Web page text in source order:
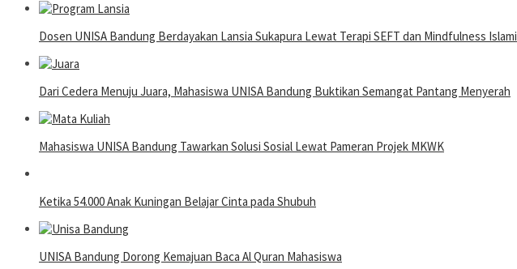
Dosen UNISA Bandung Berdayakan Lansia Sukapura Lewat Terapi SEFT dan Mindfulness Islami
Dari Cedera Menuju Juara, Mahasiswa UNISA Bandung Buktikan Semangat Pantang Menyerah
Mahasiswa UNISA Bandung Tawarkan Solusi Sosial Lewat Pameran Projek MKWK
Ketika 54.000 Anak Kuningan Belajar Cinta pada Shubuh
UNISA Bandung Dorong Kemajuan Baca Al Quran Mahasiswa